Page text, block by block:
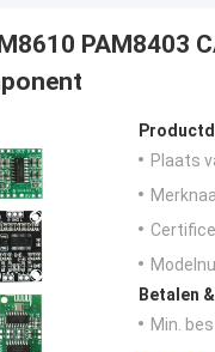
PAM8403
Plaats
Betalen
Min.